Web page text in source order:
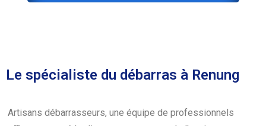
Le spécialiste du débarras à Renung
Artisans débarrasseurs, une équipe de professionnels